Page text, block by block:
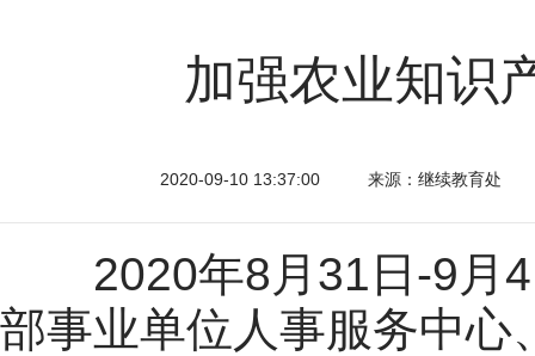
加强农业知识
2020-09-10 13:37:00 来源：继续教育处
2020年8月31日-9月4
部事业单位人事服务中心